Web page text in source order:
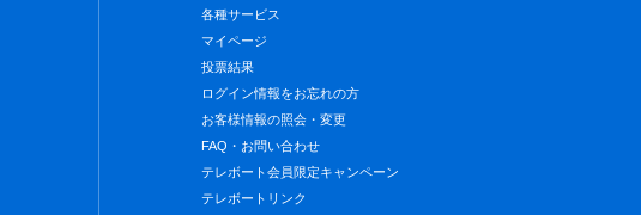
各種サービス
マイページ
投票結果
ログイン情報をお忘れの方
お客様情報の照会・変更
FAQ・お問い合わせ
テレボート会員限定キャンペーン
テレボートリンク